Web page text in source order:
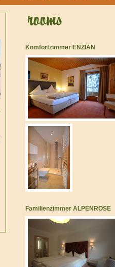
Komfortzimmer ENZIAN
Familienzimmer ALPENROSE